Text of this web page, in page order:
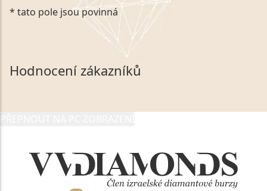
Kliknutím na výše uvedený odkaz, v souladu se
zákonem č. 101/2000 Sb. v platném znění výslovně
souhlasím se zpracováním a uchováním veškerých
mých osobních údajů, které poskytuji prostřednictvím
společnosti VVDiamonds s.r.o., IČO: 05892481. Tyto
údaje poskytuji společnosti VVDiamonds s.r.o., IČO:
* tato pole jsou povinná
Hodnocení zákazníků